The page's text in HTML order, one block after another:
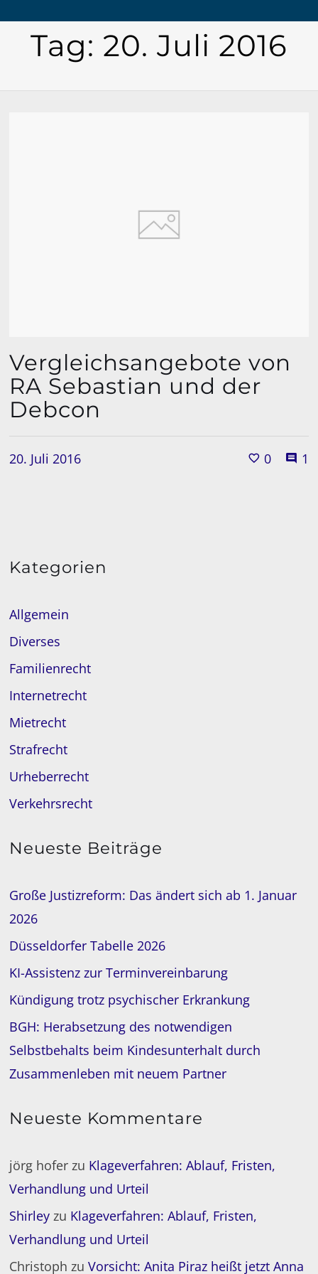
Tag: 20. Juli 2016
Vergleichsangebote von
RA Sebastian und der
Debcon
20. Juli 2016 0 1
Kategorien
Allgemein
Diverses
Familienrecht
Internetrecht
Mietrecht
Strafrecht
Urheberrecht
Verkehrsrecht
Neueste Beiträge
Große Justizreform: Das ändert sich ab 1. Januar
2026
Düsseldorfer Tabelle 2026
KI-Assistenz zur Terminvereinbarung
Kündigung trotz psychischer Erkrankung
BGH: Herabsetzung des notwendigen
Selbstbehalts beim Kindesunterhalt durch
Zusammenleben mit neuem Partner
Neueste Kommentare
jörg hofer zu Klageverfahren: Ablauf, Fristen,
Verhandlung und Urteil
Shirley zu Klageverfahren: Ablauf, Fristen,
Verhandlung und Urteil
Christoph zuVorsicht: Anita Piraz heißt jetzt Anna